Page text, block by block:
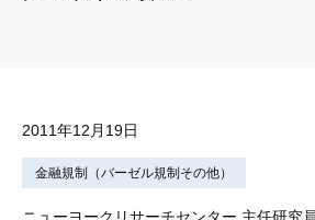
2011年12月19日
金融規制（バーゼル規制その他）